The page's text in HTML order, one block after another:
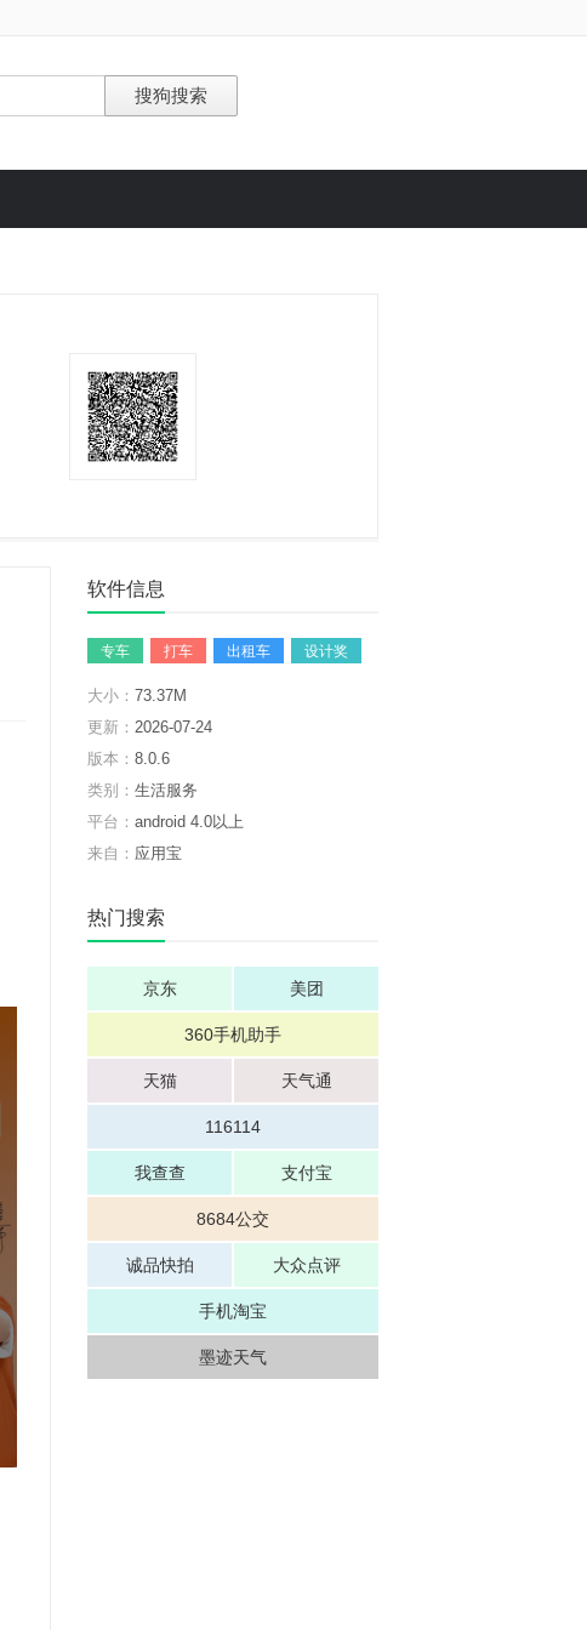
软件信息
专车 打车 出租车 设计奖
大小： 73.37M
更新： 2026-07-24
版本： 8.0.6
类别： 生活服务
平台： android 4.0以上
来自： 应用宝
热门搜索
京东 美团
360手机助手
天猫 天气通
116114
我查查 支付宝
8684公交
诚品快拍 大众点评
手机淘宝
墨迹天气